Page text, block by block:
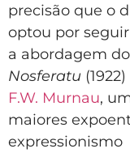
precisão que o
optou por
a abordagem do
Nosferatu
F.W. Murnau,
maiores
expressionismo